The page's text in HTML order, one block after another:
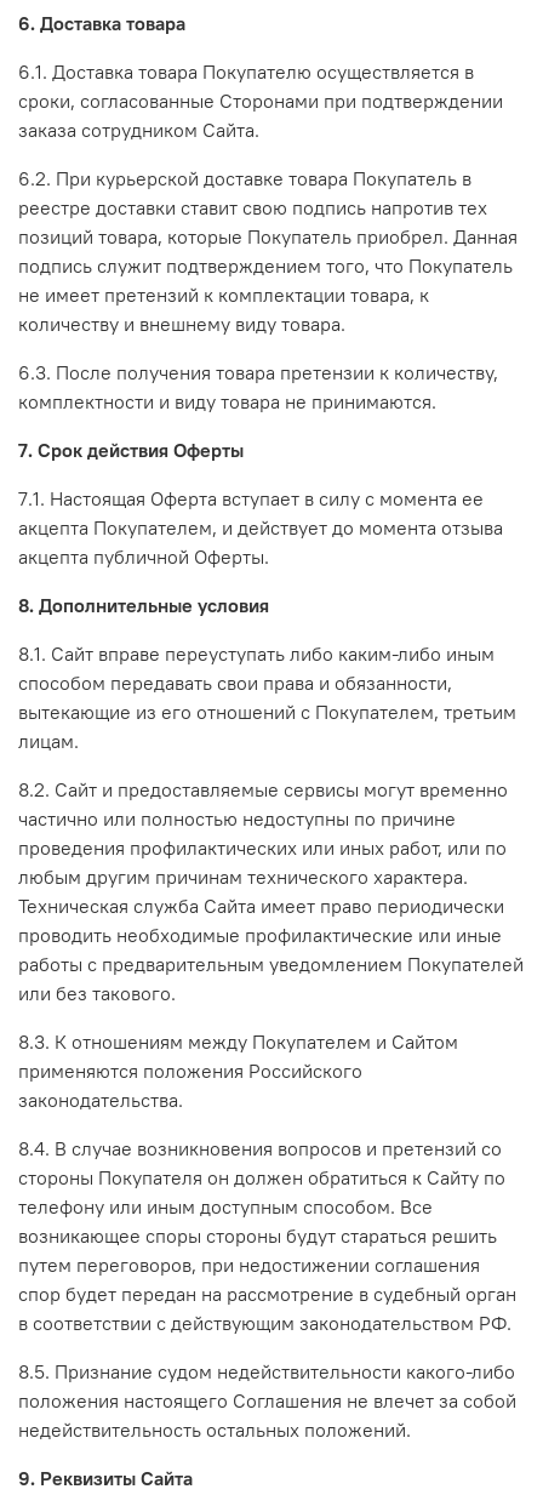
6. Доставка товара
6.1. Доставка товара Покупателю осуществляется в
сроки, согласованные Сторонами при подтверждении
заказа сотрудником Сайта.
6.2. При курьерской доставке товара Покупатель в
реестре доставки ставит свою подпись напротив тех
позиций товара, которые Покупатель приобрел. Данная
подпись служит подтверждением того, что Покупатель
не имеет претензий к комплектации товара, к
количеству и внешнему виду товара.
6.3. После получения товара претензии к количеству,
комплектности и виду товара не принимаются.
7. Срок действия Оферты
7.1. Настоящая Оферта вступает в силу с момента ее
акцепта Покупателем, и действует до момента отзыва
акцепта публичной Оферты.
8. Дополнительные условия
8.1. Сайт вправе переуступать либо каким-либо иным
способом передавать свои права и обязанности,
вытекающие из его отношений с Покупателем, третьим
лицам.
8.2. Сайт и предоставляемые сервисы могут временно
частично или полностью недоступны по причине
проведения профилактических или иных работ, или по
любым другим причинам технического характера.
Техническая служба Сайта имеет право периодически
проводить необходимые профилактические или иные
работы с предварительным уведомлением Покупателей
или без такового.
8.3. К отношениям между Покупателем и Сайтом
применяются положения Российского
законодательства.
8.4. В случае возникновения вопросов и претензий со
стороны Покупателя он должен обратиться к Сайту по
телефону или иным доступным способом. Все
возникающее споры стороны будут стараться решить
путем переговоров, при недостижении соглашения
спор будет передан на рассмотрение в судебный орган
в соответствии с действующим законодательством РФ.
8.5. Признание судом недействительности какого-либо
положения настоящего Соглашения не влечет за собой
недействительность остальных положений.
9. Реквизиты Сайта